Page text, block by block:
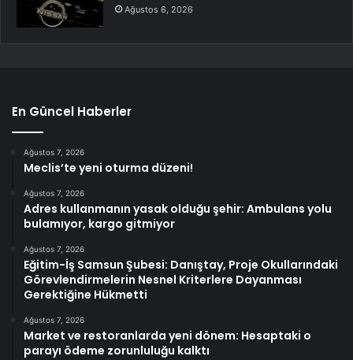
Ağustos 6, 2026
En Güncel Haberler
Ağustos 7, 2026
Meclis’te yeni oturma düzeni!
Ağustos 7, 2026
Adres kullanmanın yasak olduğu şehir: Ambulans yolu
bulamıyor, kargo gitmiyor
Ağustos 7, 2026
Eğitim-İş Samsun Şubesi: Danıştay, Proje Okullarındaki
Görevlendirmelerin Nesnel Kriterlere Dayanması
Gerektiğine Hükmetti
Ağustos 7, 2026
Market ve restoranlarda yeni dönem: Hesaptaki o
parayı ödeme zorunluluğu kalktı